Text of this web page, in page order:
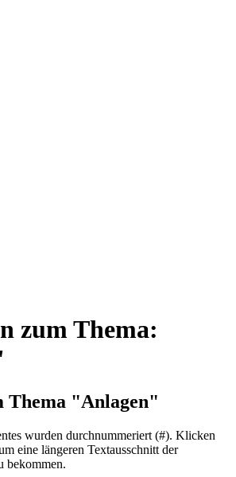
zum Thema:
Thema "Anlagen"
wurden durch­nummeriert (#). Klicken
eine längeren Textausschnitt der
bekommen.